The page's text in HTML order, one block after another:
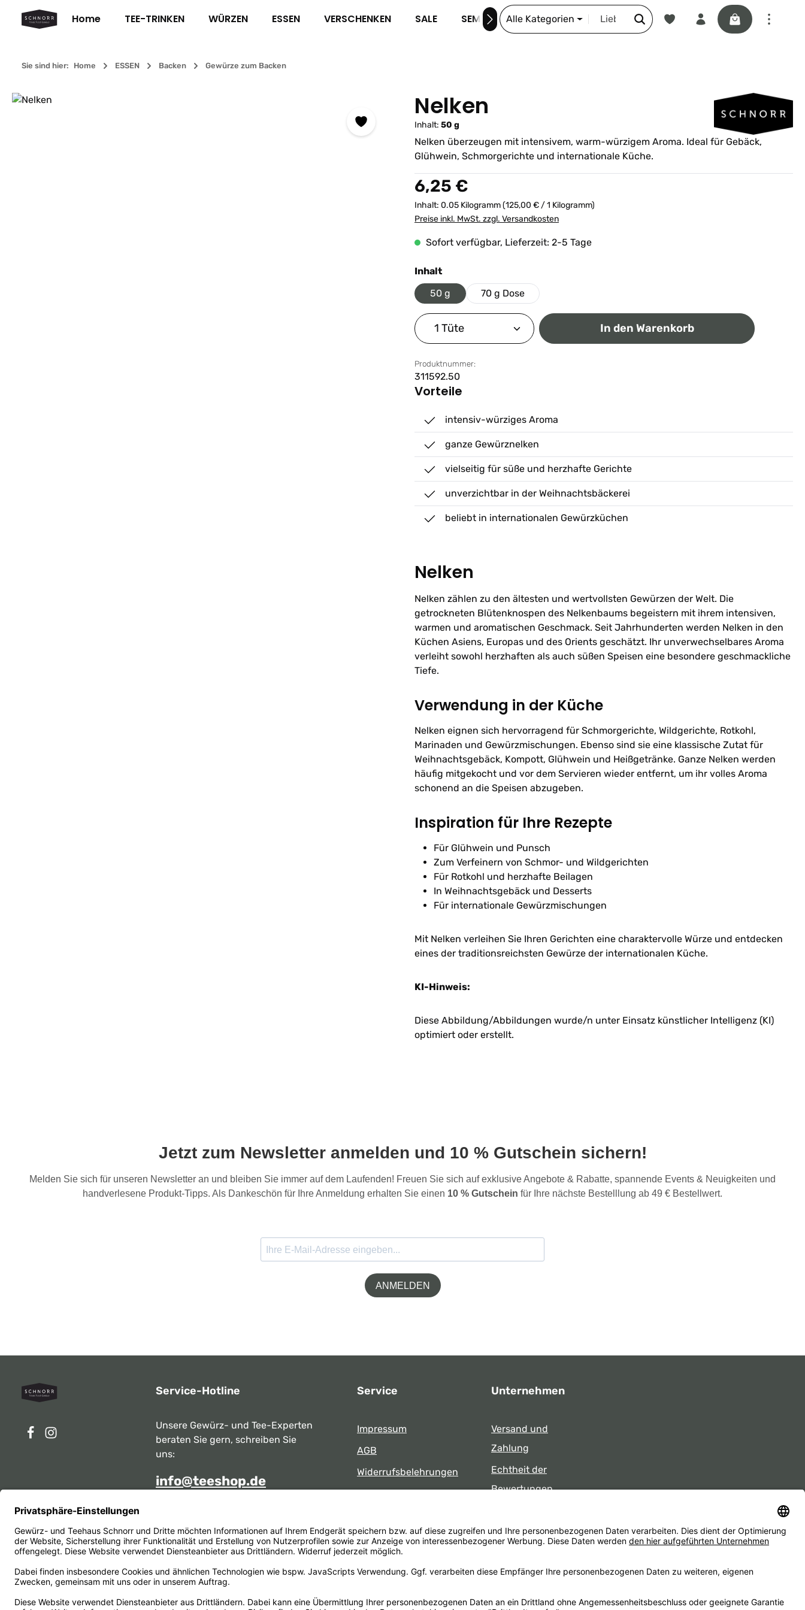
Hauptinhalt springen
Zur Suche springen
Zur Hauptnavigation springen
Home TEE-TRINKEN WÜRZEN ESSEN VERSCHENKEN SALE SEMINARE DIE SCHNORR-STORY
Alle Kategorien
Du hast 0 Produkte auf dem
Warenkorb
Sie sind hier: Home ESSEN Backen Gewürze zum Backen
Bildergalerie überspringen Nelken
Inhalt: 50 g
Nelken überzeugen mit intensivem, warm-würzigem Aroma. Ideal für Gebäck,
Glühwein, Schmorgerichte und internationale Küche.
Regulärer Preis:
6,25 €
Inhalt: 0.05 Kilogramm(125,00 € / 1 Kilogramm)
Preise inkl. MwSt. zzgl. Versandkosten
Sofort verfügbar, Lieferzeit: 2-5 Tage
Inhaltauswählen
50 g
70 g Dose
Produkt Anzahl: Gib den gewünschten Wert ein oder
In den Warenkorb
Produktnummer:
311592.50
Vorteile
intensiv-würziges Aroma
ganze Gewürznelken
vielseitig für süße und herzhafte Gerichte
unverzichtbar in der Weihnachtsbäckerei
beliebt in internationalen Gewürzküchen
Nelken
Nelken zählen zu den ältesten und wertvollsten Gewürzen der Welt. Die
getrockneten Blütenknospen des Nelkenbaums begeistern mit ihrem intensiven,
warmen und aromatischen Geschmack. Seit Jahrhunderten werden Nelken in den
Küchen Asiens, Europas und des Orients geschätzt. Ihr unverwechselbares Aroma
verleiht sowohl herzhaften als auch süßen Speisen eine besondere geschmackliche
Tiefe.
Verwendung in der Küche
Nelken eignen sich hervorragend für Schmorgerichte, Wildgerichte, Rotkohl,
Marinaden und Gewürzmischungen. Ebenso sind sie eine klassische Zutat für
Weihnachtsgebäck, Kompott, Glühwein und Heißgetränke. Ganze Nelken werden
häufig mitgekocht und vor dem Servieren wieder entfernt, um ihr volles Aroma
schonend an die Speisen abzugeben.
Inspiration für Ihre Rezepte
Für Glühwein und Punsch
Zum Verfeinern von Schmor- und Wildgerichten
Für Rotkohl und herzhafte Beilagen
In Weihnachtsgebäck und Desserts
Für internationale Gewürzmischungen
Mit Nelken verleihen Sie Ihren Gerichten eine charaktervolle Würze und entdecken
eines der traditionsreichsten Gewürze der internationalen Küche.
KI-Hinweis:
Diese Abbildung/Abbildungen wurde/n unter Einsatz künstlicher Intelligenz (KI)
optimiert oder erstellt.
Jetzt zum Newsletter anmelden und 10 % Gutschein sichern!
Melden Sie sich für unseren Newsletter an und bleiben Sie immer auf dem Laufenden! Freuen Sie sich auf exklusive Angebote & Rabatte, spannende Events & Neuigkeiten und
handverlesene Produkt-Tipps. Als Dankeschön für Ihre Anmeldung erhalten Sie einen 10 % Gutschein für Ihre nächste Bestelllung ab 49 € Bestellwert.
ANMELDEN
Service-Hotline
Unsere Gewürz- und Tee-Experten
beraten Sie gern, schreiben Sie
uns:
info@teeshop.de
Mo - Sa zwischen 10:00 - 17:00 Uhr
unter:
Service
Impressum
AGB
Widerrufsbelehrungen
Datenschutz
Unternehmen
Versand und
Zahlung
Echtheit der
Bewertungen
Laden